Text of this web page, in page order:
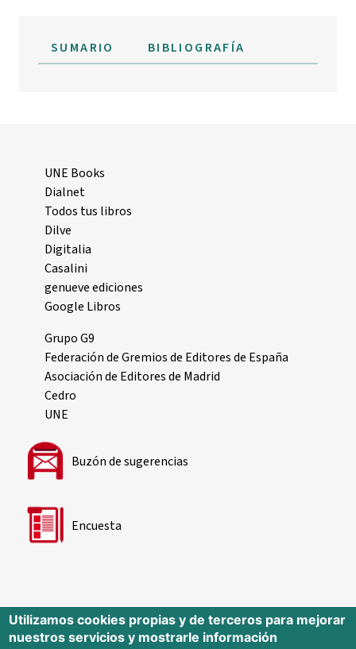
SUMARIO BIBLIOGRAFÍA
UNE Books
Dialnet
Todos tus libros
Dilve
Digitalia
Casalini
genueve ediciones
Google Libros
Grupo G9
Federación de Gremios de Editores de España
Asociación de Editores de Madrid
Cedro
UNE
Buzón de sugerencias
Encuesta
Utilizamos cookies propias y de terceros para mejorar
nuestros servicios y mostrarle información